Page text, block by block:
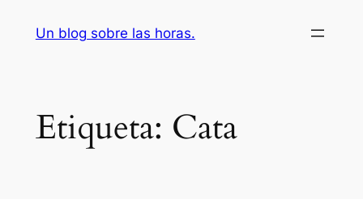
Un blog sobre las horas.
Etiqueta: Cata